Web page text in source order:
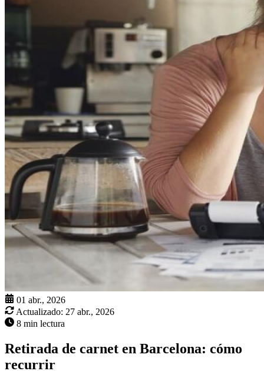
01 abr., 2026
Actualizado: 27 abr., 2026
8 min lectura
Retirada de carnet en Barcelona: cómo
recurrir